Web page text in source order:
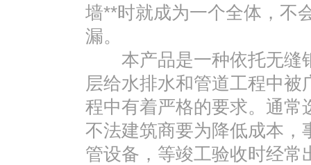
墙**时就成为一个全体，不
漏。
本产品是一种依托无缝
层给水排水和管道工程中
程中有着严格的要求。通常
不法建筑商要为降低成本，
管设备，等竣工验收时经常